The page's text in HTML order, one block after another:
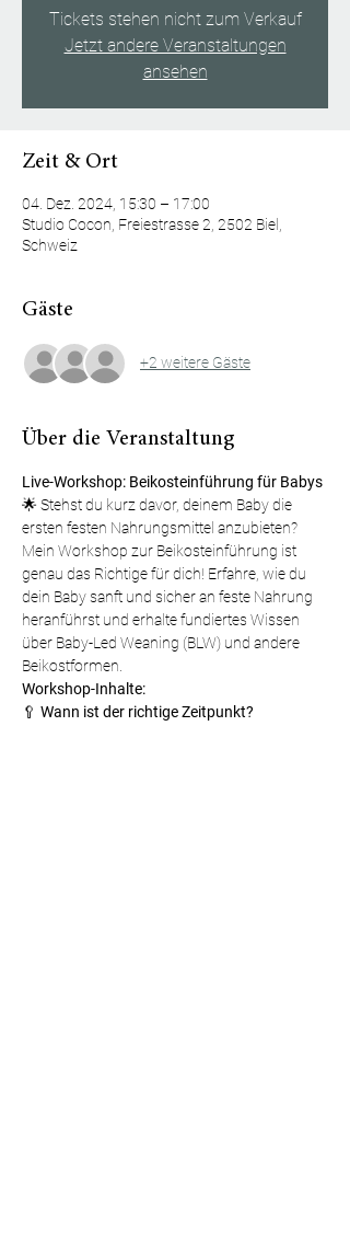
Tickets stehen nicht zum Verkauf
Jetzt andere Veranstaltungen
ansehen
Zeit & Ort
04. Dez. 2024, 15:30 – 17:00
Studio Cocon, Freiestrasse 2, 2502 Biel,
Schweiz
Gäste
+2 weitere Gäste
Über die Veranstaltung
Live-Workshop: Beikosteinführung für Babys
🌟 Stehst du kurz davor, deinem Baby die
ersten festen Nahrungsmittel anzubieten?
Mein Workshop zur Beikosteinführung ist
genau das Richtige für dich! Erfahre, wie du
dein Baby sanft und sicher an feste Nahrung
heranführst und erhalte fundiertes Wissen
über Baby-Led Weaning (BLW) und andere
Beikostformen.
Workshop-Inhalte:
🥄 Wann ist der richtige Zeitpunkt?